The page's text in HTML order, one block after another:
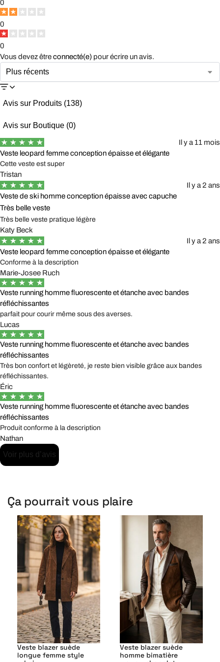
dans le même état que lorsque vous l'avez reçu. Il doit également
0
0
0
Vous devez êtreconnecté(e) pour écrire un avis.
Avis sur Produits (138)
Avis sur Boutique (0)
Il y a 11 mois
Veste leopard femme conception épaisse et élégante
Cette veste est super
Tristan
Il y a 2 ans
Veste de ski homme conception épaisse avec capuche
Très belle veste
Très belle veste pratique légère
Katy Beck
Il y a 2 ans
Veste leopard femme conception épaisse et élégante
Conforme à la description
Marie-Josee Ruch
Veste running homme fluorescente et étanche avec bandes
réfléchissantes
parfait pour courir même sous des averses.
Lucas
Veste running homme fluorescente et étanche avec bandes
réfléchissantes
Très bon confort et légèreté, je reste bien visible grâce aux bandes
réfléchissantes.
Éric
Veste running homme fluorescente et étanche avec bandes
réfléchissantes
Produit conforme à la description
Nathan
Voir plus d’avis
Ça pourrait vous plaire
Veste blazer suède
longue femme style
Veste blazer suède
homme bimatière